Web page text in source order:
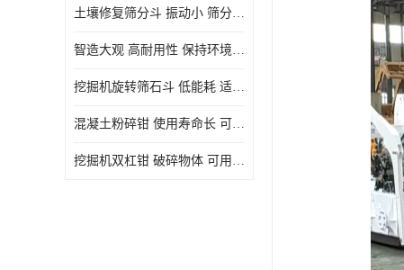
土壤修复筛分斗 振动小 筛分效果可调节
智造大观 高耐用性 保持环境整洁
挖掘机旋转筛石斗 低能耗 适用范围广
混凝土粉碎钳 使用寿命长 可用于多种场合
挖掘机双杠钳 破碎物体 可用于多种场合